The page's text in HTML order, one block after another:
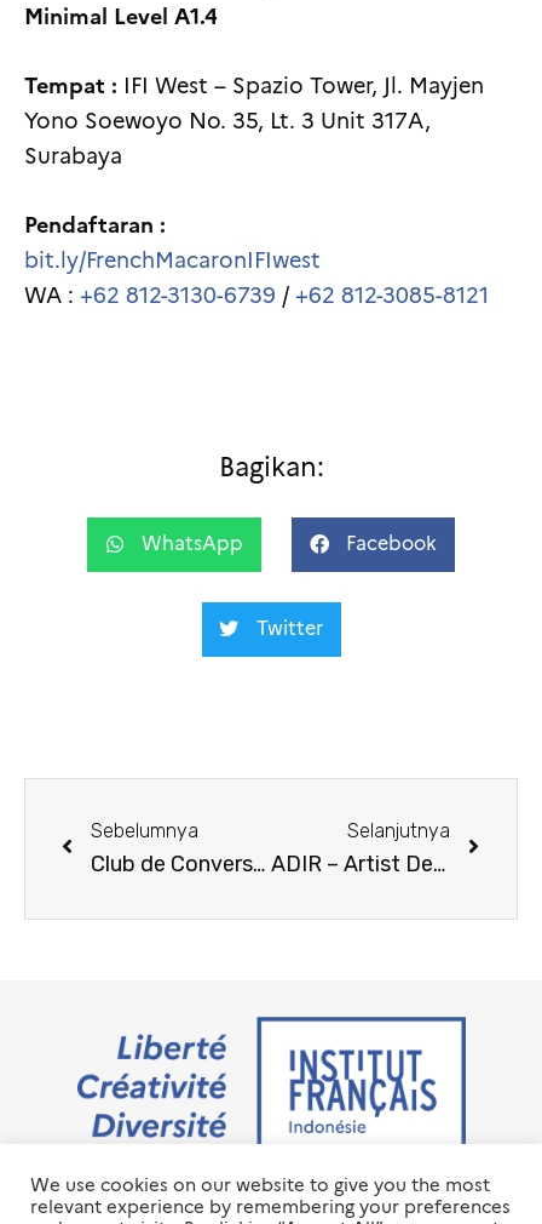
Minimal Level A1.4
Tempat : IFI West – Spazio Tower, Jl. Mayjen
Yono Soewoyo No. 35, Lt. 3 Unit 317A,
Surabaya
Pendaftaran :
bit.ly/FrenchMacaronIFIwest
WA : +62 812-3130-6739 / +62 812-3085-8121
Bagikan:
WhatsApp Facebook
Twitter
Sebelumnya
Club de Conversation – IFI Thamrin sesi Juni 2023
Selanjutnya
ADIR – Artist Designer in Residence
Jalan M.H. Thamrin No. 20 Jakarta Pusat 10350
+6221 23 55 79 00
We use cookies on our website to give you the most
relevant experience by remembering your preferences